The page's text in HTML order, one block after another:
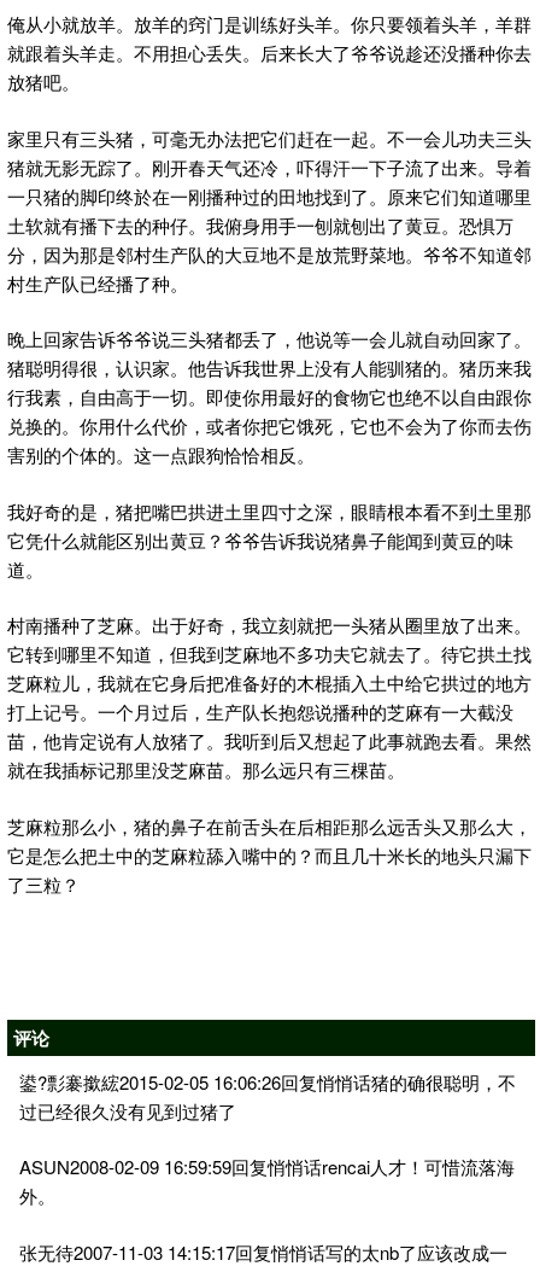
俺从小就放羊。放羊的窍门是训练好头羊。你只要领着头羊，羊群
就跟着头羊走。不用担心丢失。后来长大了爷爷说趁还没播种你去
放猪吧。
家里只有三头猪，可毫无办法把它们赶在一起。不一会儿功夫三头
猪就无影无踪了。刚开春天气还冷，吓得汗一下子流了出来。导着
一只猪的脚印终於在一刚播种过的田地找到了。原来它们知道哪里
土软就有播下去的种仔。我俯身用手一刨就刨出了黄豆。恐惧万
分，因为那是邻村生产队的大豆地不是放荒野菜地。爷爷不知道邻
村生产队已经播了种。
晚上回家告诉爷爷说三头猪都丢了，他说等一会儿就自动回家了。
猪聪明得很，认识家。他告诉我世界上没有人能驯猪的。猪历来我
行我素，自由高于一切。即使你用最好的食物它也绝不以自由跟你
兑换的。你用什么代价，或者你把它饿死，它也不会为了你而去伤
害别的个体的。这一点跟狗恰恰相反。
我好奇的是，猪把嘴巴拱进土里四寸之深，眼睛根本看不到土里那
它凭什么就能区别出黄豆？爷爷告诉我说猪鼻子能闻到黄豆的味
道。
村南播种了芝麻。出于好奇，我立刻就把一头猪从圈里放了出来。
它转到哪里不知道，但我到芝麻地不多功夫它就去了。待它拱土找
芝麻粒儿，我就在它身后把准备好的木棍插入土中给它拱过的地方
打上记号。一个月过后，生产队长抱怨说播种的芝麻有一大截没
苗，他肯定说有人放猪了。我听到后又想起了此事就跑去看。果然
就在我插标记那里没芝麻苗。那么远只有三棵苗。
芝麻粒那么小，猪的鼻子在前舌头在后相距那么远舌头又那么大，
它是怎么把土中的芝麻粒舔入嘴中的？而且几十米长的地头只漏下
了三粒？
评论
鍙?彯褰撳綋2015-02-05 16:06:26回复悄悄话猪的确很聪明，不
过已经很久没有见到过猪了
ASUN2008-02-09 16:59:59回复悄悄话rencai人才！可惜流落海
外。
张无待2007-11-03 14:15:17回复悄悄话写的太nb了应该改成一